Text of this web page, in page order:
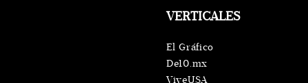
VERTICALES
El Gráfico
De10.mx
ViveUSA